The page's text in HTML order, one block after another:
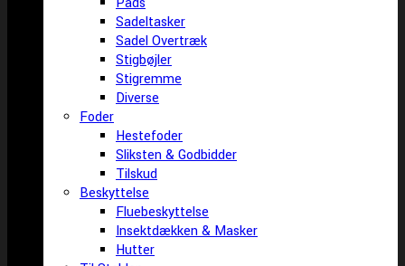
Sadeltasker
Sadel Overtræk
Stigbøjler
Stigremme
Diverse
Foder
Hestefoder
Sliksten & Godbidder
Tilskud
Beskyttelse
Fluebeskyttelse
Insektdækken & Masker
Hutter